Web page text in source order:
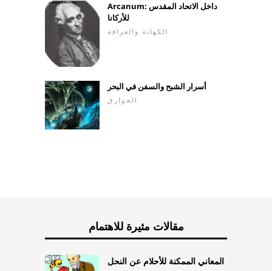
Arcanum: داخل الاتحاد المقدس
للأركانا
الكهانة والعرافة
أسرار الشبح والسفن في البحر
الخوارق
مقالات مثيرة للاهتمام
المعاني الممكنة للأحلام عن النحل